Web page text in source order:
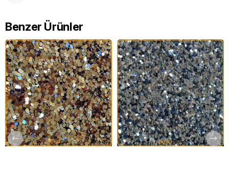
Benzer Ürünler